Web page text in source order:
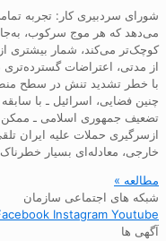
شورای سردبیری کار: تجربه
می‌دهد که هر موج سرکوب، به‌جای
کوچک‌تر می‌کند، شمار بیشتری
از مدتی، اعتراضات گسترده‌تری
با خطر تشدید تنش در سطح
چنین فضایی، اسرائیل ـ با
تضعیف جمهوری اسلامی ـ
ازسرگیری حملات علیه ایران
خارجی، معادله‌ای بسیار
مطالعه »
شبکه های اجتماعی سازمان
Instagram Youtube
آگهی ها